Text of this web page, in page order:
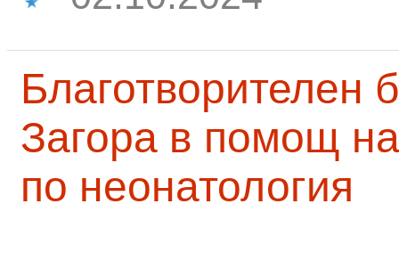
Благотворителен
Загора в помощ
по неонатология